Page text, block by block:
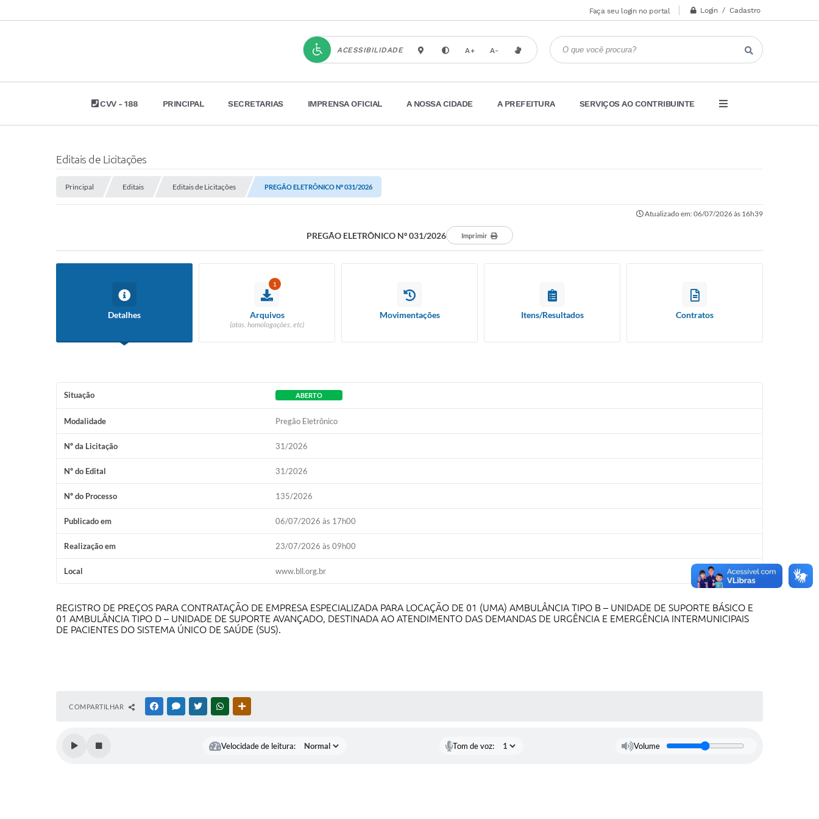
Faça seu login no portal Login / Cadastro
ACESSIBILIDADE A+ A-
CVV - 188 PRINCIPAL SECRETARIAS IMPRENSA OFICIAL A NOSSA CIDADE A PREFEITURA SERVIÇOS AO CONTRIBUINTE
Editais de Licitações
Principal Editais Editais de Licitações PREGÃO ELETRÔNICO Nº 031/2026
Atualizado em: 06/07/2026 às 16h39
PREGÃO ELETRÔNICO Nº 031/2026 Imprimir
Detalhes
1
Arquivos
(atas, homologações, etc)
Movimentações Itens/Resultados Contratos
Situação ABERTO
Modalidade Pregão Eletrônico
Nº da Licitação 31/2026
Nº do Edital 31/2026
Nº do Processo 135/2026
Publicado em 06/07/2026 às 17h00
Realização em 23/07/2026 às 09h00
Local www.bll.org.br
REGISTRO DE PREÇOS PARA CONTRATAÇÃO DE EMPRESA ESPECIALIZADA PARA LOCAÇÃO DE 01 (UMA) AMBULÂNCIA TIPO B – UNIDADE DE SUPORTE BÁSICO E
01 AMBULÂNCIA TIPO D – UNIDADE DE SUPORTE AVANÇADO, DESTINADA AO ATENDIMENTO DAS DEMANDAS DE URGÊNCIA E EMERGÊNCIA INTERMUNICIPAIS
DE PACIENTES DO SISTEMA ÚNICO DE SAÚDE (SUS).
COMPARTILHAR FACEBOOKMESSENGER
TWITTERWHATSAPP
Velocidade de leitura: Tom de voz: Volume